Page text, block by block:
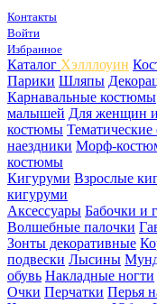
Контакты
Войти
Избранное
Каталог Хэлллоуин
Парики Шляпы
Карнавальные костюмы
малышей Для женщин
костюмы
наездники Морф-
костюмы
Кигуруми Взрослые
кигуруми
Аксессуары Бабочки и
Волшебные палочки
Зонты декоративные
подвески Лысины
обувь Накладные ногти
Очки Перчатки Перья